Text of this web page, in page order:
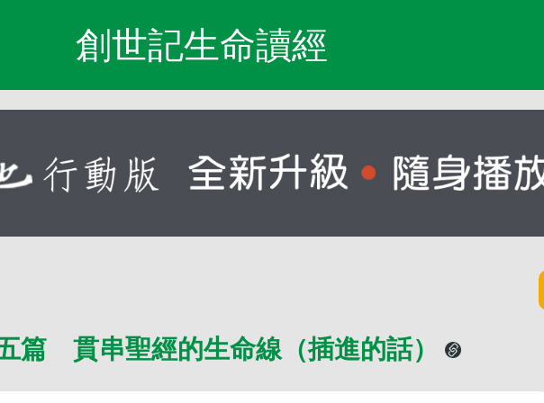
創世記生命讀經
篇 貫串聖經的生命線（插進的話）